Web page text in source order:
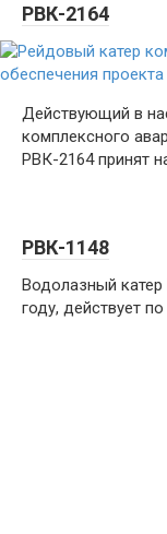
РВК-2164
Действующий в
комплексного
РВК-2164 принят
РВК-1148
Водолазный
году, действует